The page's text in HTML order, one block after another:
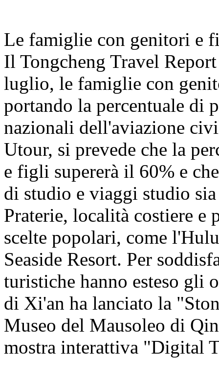
Le famiglie con genitori e
Il Tongcheng Travel
luglio, le famiglie con
portando la percentuale di
nazionali dell'aviazione
Utour, si prevede che la
e figli supererà il 60% e
di studio e viaggi studio
Praterie, località costiere e
scelte popolari, come
Seaside Resort. Per
turistiche hanno esteso gli
di Xi'an ha lanciato la
Museo del Mausoleo di
mostra interattiva "Digital